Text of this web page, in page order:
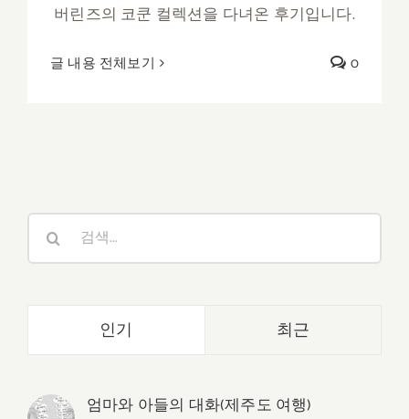
버린즈의 코쿤 컬렉션을 다녀온 후기입니다.
글 내용 전체보기 0
인기 최근
엄마와 아들의 대화(제주도 여행)